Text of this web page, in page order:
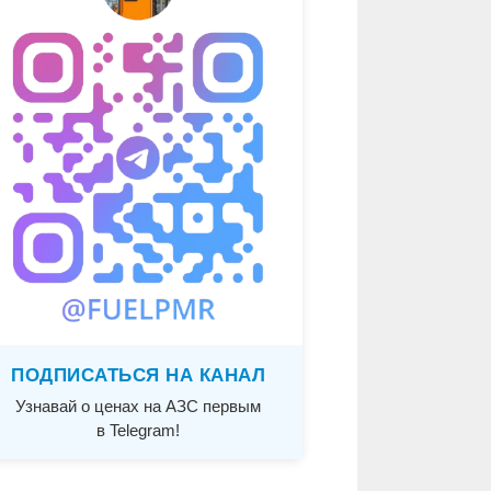
ПОДПИСАТЬСЯ НА КАНАЛ
Узнавай о ценах на АЗС первым
в Telegram!